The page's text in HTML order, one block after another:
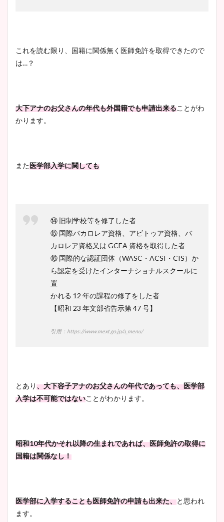
これを読む限り、国籍に関係無く医師免許を取得できたので
は…？
大下アナのお父さんの年代も外国籍でも申請出来ることがわ
かります。
また医学部入学に関しても
⑭ 旧制学校等を修了した者
⑮ 国際バカロレア資格、アビトゥア資格、バ
カロレア資格又は GCEA 資格を取得した者
⑯ 国際的な認証団体（WASC・ACSI・CIS）か
ら認定を受けたインターナショナルスクールに
置
かれる 12 年の課程の修了をした者
【昭和 23 年文部省告示第 47 号】
引用：https://www.mext.go.jp/a_menu/
とあり、大下容子アナのお父さんの年代であっても、医学部
入学は不可能ではないことがわかります。
昭和10年代かそれ以降の生まれであれば、医師免許の取得に
国籍は関係なし！
医学部に入学することも医師免許の申請も出来た、と思われ
ます。